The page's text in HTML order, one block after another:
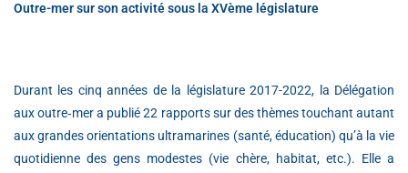
Outre-mer sur son activité sous la XVème législature
Durant les cinq années de la législature 2017-2022, la Délégation
aux outre‑mer a publié 22 rapports sur des thèmes touchant autant
aux grandes orientations ultramarines (santé, éducation) qu’à la vie
quotidienne des gens modestes (vie chère, habitat, etc.). Elle a